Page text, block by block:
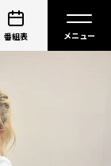
番組表